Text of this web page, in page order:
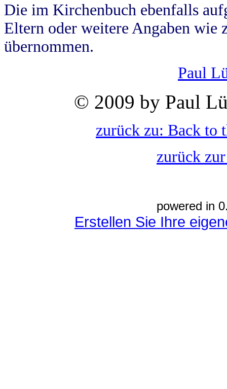
Die im Kirchenbuch ebenfalls
Eltern oder weitere Angaben wie
übernommen.
Paul
© 2009 by Paul
zurück zu: Back to
zurück
powered in
Erstellen Sie Ihre